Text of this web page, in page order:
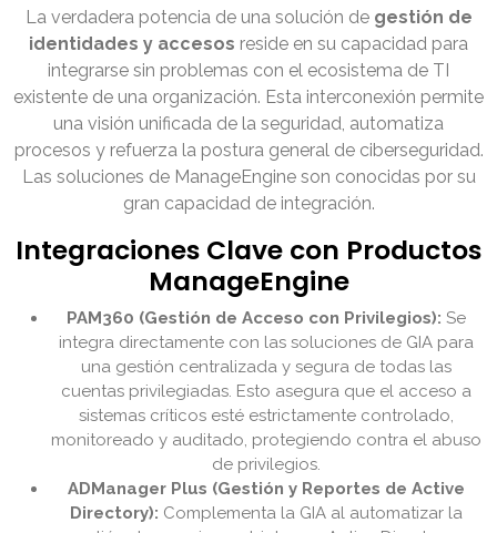
La verdadera potencia de una solución de gestión de
identidades y accesos reside en su capacidad para
integrarse sin problemas con el ecosistema de TI
existente de una organización. Esta interconexión permite
una visión unificada de la seguridad, automatiza
procesos y refuerza la postura general de ciberseguridad.
Las soluciones de ManageEngine son conocidas por su
gran capacidad de integración.
Integraciones Clave con Productos
ManageEngine
PAM360 (Gestión de Acceso con Privilegios): Se
integra directamente con las soluciones de GIA para
una gestión centralizada y segura de todas las
cuentas privilegiadas. Esto asegura que el acceso a
sistemas críticos esté estrictamente controlado,
monitoreado y auditado, protegiendo contra el abuso
de privilegios.
ADManager Plus (Gestión y Reportes de Active
Directory): Complementa la GIA al automatizar la